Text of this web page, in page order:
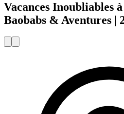
Vacances Inoubliables
Baobabs & Aventures |